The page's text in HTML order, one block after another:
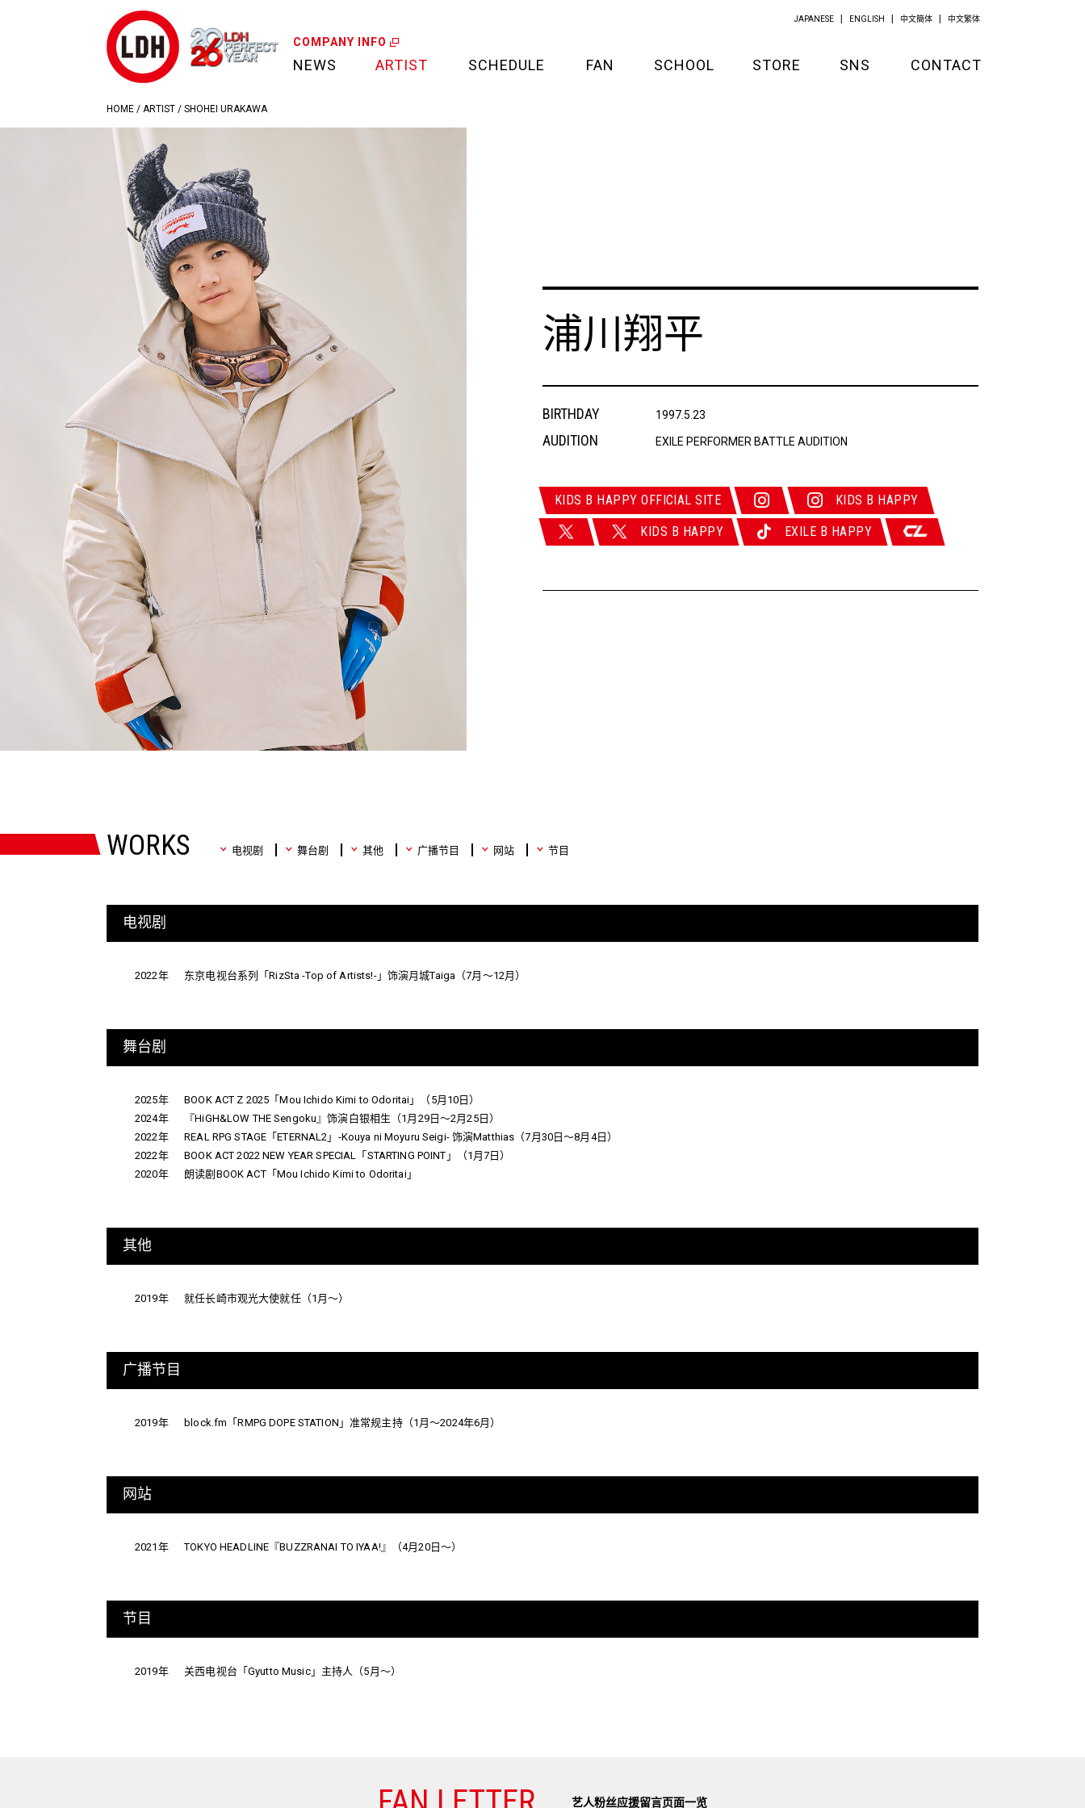
COMPANY INFO
NEWS ARTIST SCHEDULE FAN SCHOOL STORE SNS CONTACT
JAPANESE ENGLISH 中文簡体 中文繁体
HOME / ARTIST / SHOHEI URAKAWA
浦川翔平
BIRTHDAY 1997.5.23
AUDITION EXILE PERFORMER BATTLE AUDITION
KIDS B HAPPY OFFICIAL SITE KIDS B HAPPY
KIDS B HAPPY EXILE B HAPPY
WORKS 电视剧 舞台剧 其他 广播节目 网站 节目
电视剧
2022年 东京电视台系列「RizSta -Top of Artists!-」饰演月城Taiga（7月～12月）
舞台剧
2025年
BOOK ACT Z 2025「Mou Ichido Kimi to Odoritai」（5月10日）
2024年
『HiGH&LOW THE Sengoku』饰演白银相生（1月29日～2月25日）
2022年
REAL RPG STAGE「ETERNAL2」-Kouya ni Moyuru Seigi- 饰演Matthias（7月30日～8月4日）
2022年
BOOK ACT 2022 NEW YEAR SPECIAL「STARTING POINT」（1月7日）
2020年
朗读剧BOOK ACT「Mou Ichido Kimi to Odoritai」
其他
2019年 就任长崎市观光大使就任（1月～）
广播节目
2019年 block.fm「RMPG DOPE STATION」准常规主持（1月～2024年6月）
网站
2021年 TOKYO HEADLINE『BUZZRANAI TO IYAA!』（4月20日～）
节目
2019年 关西电视台「Gyutto Music」主持人（5月～）
艺人粉丝应援留言页面一览